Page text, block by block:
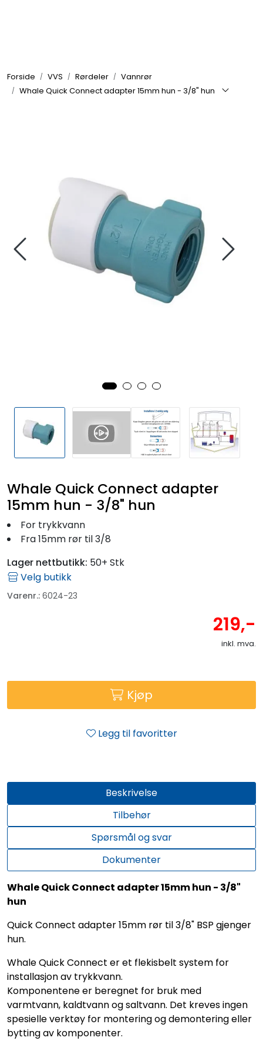
Forside VVS Rørdeler
Vannrør
Whale Quick Connect adapter 15mm hun - 3/8" hun
Whale Quick Connect adapter
15mm hun - 3/8" hun
For trykkvann
Fra 15mm rør til 3/8
Lager nettbutikk: 50+ Stk
Velg butikk
Varenr.: 6024-23
219,-
inkl. mva.
Kjøp
Legg til favoritter
Beskrivelse
Tilbehør
Spørsmål og svar
Dokumenter
Whale Quick Connect adapter 15mm hun - 3/8"
hun
Quick Connect adapter 15mm rør til 3/8" BSP gjenger
hun.
Whale Quick Connect er et flekisbelt system for
installasjon av trykkvann.
Komponentene er beregnet for bruk med
varmtvann, kaldtvann og saltvann. Det kreves ingen
spesielle verktøy for montering og demontering eller
bytting av komponenter.
Elektrisk
Motor/Styring
Fortøyning
Outlet
Kampanje